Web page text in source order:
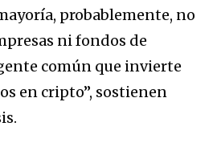
probablemente, no
ni fondos de
común que invierte
en cripto”, sostienen